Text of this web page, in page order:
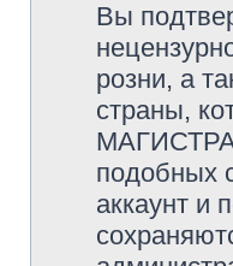
Вы
розни, а
страны,
подобных
аккаунт и